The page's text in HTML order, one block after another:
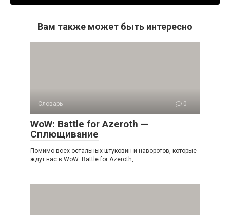
Вам также может быть интересно
Словарь 0
WoW: Battle for Azeroth —
Сплющивание
Помимо всех остальных штуковин и наворотов, которые
ждут нас в WoW: Battle for Azeroth,